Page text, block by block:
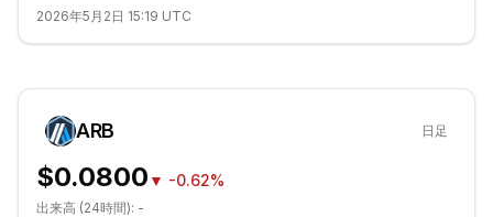
2026年5月2日 15:19 UTC
ARB 日足
$0.0800 ▼ -0.62%
出来高 (24時間): -